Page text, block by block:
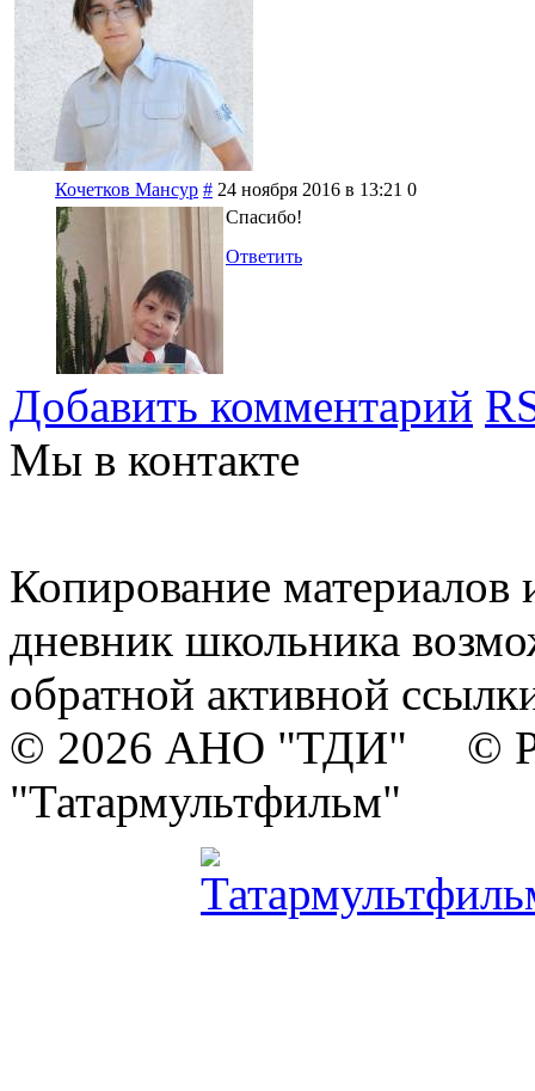
Кочетков Мансур # 24 ноября 2016 в 13:21 0
Спасибо!
Ответить
Добавить комментарий
Мы в контакте
Копирование материалов
дневник школьника
обратной активной
© 2026 АНО "ТДИ" ©
"Татармультфильм"